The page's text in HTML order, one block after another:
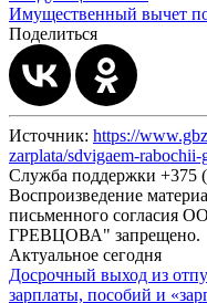
Имущественный вычет
Поделиться
Источник: https://
zarplata/sdvigaem-
Служба поддержки +375
Воспроизведение
письменного
ГРЕВЦОВА" запрещено.
Актуальное сегодня
Досрочный выход из
зарплаты, пособий и